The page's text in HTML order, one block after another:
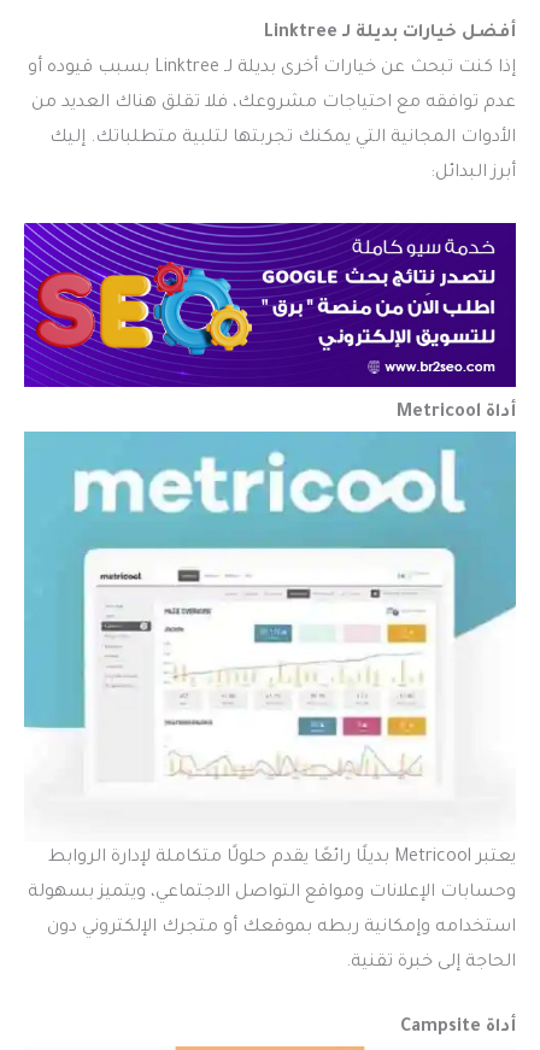
أفضل خيارات بديلة لـ Linktree
إذا كنت تبحث عن خيارات أخرى بديلة لـ Linktree بسبب قيوده أو
عدم توافقه مع احتياجات مشروعك، فلا تقلق هناك العديد من
الأدوات المجانية التي يمكنك تجربتها لتلبية متطلباتك. إليك
أبرز البدائل:
أداة Metricool
يعتبر Metricool بديلًا رائعًا يقدم حلولًا متكاملة لإدارة الروابط
وحسابات الإعلانات ومواقع التواصل الاجتماعي، ويتميز بسهولة
استخدامه وإمكانية ربطه بموقعك أو متجرك الإلكتروني دون
الحاجة إلى خبرة تقنية.
أداة Campsite